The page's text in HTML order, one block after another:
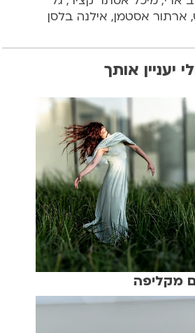
ארתור אסטמן, אילנה בלסן
יעניין אותך
מקליפה